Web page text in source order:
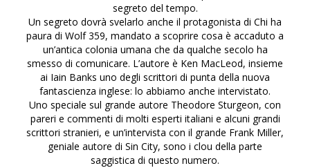
segreto del tempo.
Un segreto dovrà svelarlo anche il protagonista di Chi ha
paura di Wolf 359, mandato a scoprire cosa è accaduto a
un’antica colonia umana che da qualche secolo ha
smesso di comunicare. L’autore è Ken MacLeod, insieme
ai Iain Banks uno degli scrittori di punta della nuova
fantascienza inglese: lo abbiamo anche intervistato.
Uno speciale sul grande autore Theodore Sturgeon, con
pareri e commenti di molti esperti italiani e alcuni grandi
scrittori stranieri, e un’intervista con il grande Frank Miller,
geniale autore di Sin City, sono i clou della parte
saggistica di questo numero.